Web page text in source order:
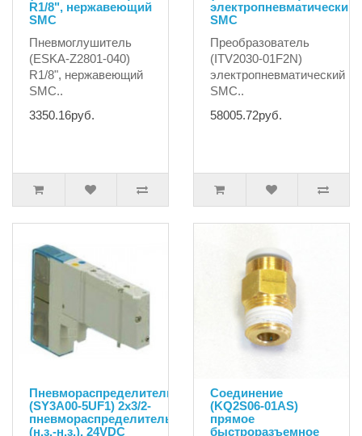
R1/8", нержавеющий
SMC
Пневмоглушитель
(ESKA-Z2801-040)
R1/8", нержавеющий
SMC..
3350.16руб.
электропневматический
SMC
Преобразователь
(ITV2030-01F2N)
электропневматический
SMC..
58005.72руб.
Пневмораспределитель
(SY3A00-5UF1) 2x3/2-
пневмораспределитель
(н.з.-н.з.), 24VDC
Соединение
(KQ2S06-01AS)
прямое
быстроразъемное